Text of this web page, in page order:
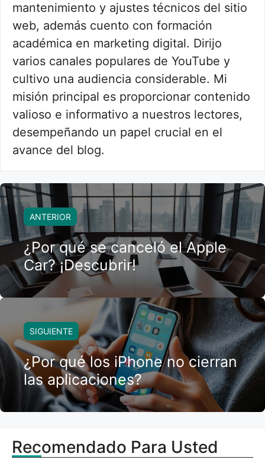
mantenimiento y ajustes técnicos del sitio
web, además cuento con formación
académica en marketing digital. Dirijo
varios canales populares de YouTube y
cultivo una audiencia considerable. Mi
misión principal es proporcionar contenido
valioso e informativo a nuestros lectores,
desempeñando un papel crucial en el
avance del blog.
ANTERIOR
¿Por qué se canceló el Apple
Car? ¡Descubrir!
SIGUIENTE
¿Por qué los iPhone no cierran
las aplicaciones?
Recomendado Para Usted